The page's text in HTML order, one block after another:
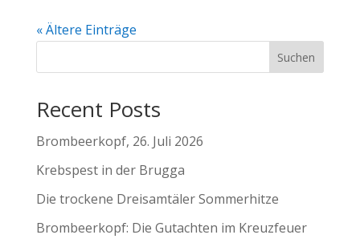
« Ältere Einträge
Suchen
Recent Posts
Brombeerkopf, 26. Juli 2026
Krebspest in der Brugga
Die trockene Dreisamtäler Sommerhitze
Brombeerkopf: Die Gutachten im Kreuzfeuer